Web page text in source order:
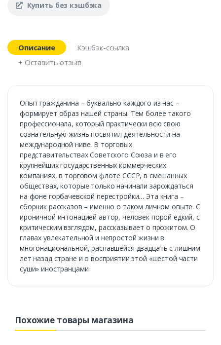
Купить без кэшбэка
Описание
Кэшбэк-ссылка
+ Оставить отзыв
Опыт гражданина – буквально каждого из нас –
формирует образ нашей страны. Тем более такого
профессионала, который практически всю свою
сознательную жизнь посвятил деятельности на
международной ниве. В торговых
представительствах Советского Союза и в его
крупнейших государственных коммерческих
компаниях, в торговом флоте СССР, в смешанных
обществах, которые только начинали зарождаться
на фоне горбачевской перестройки… Эта книга –
сборник рассказов – именно о таком личном опыте. С
ироничной интонацией автор, человек порой едкий, с
критическим взглядом, рассказывает о прожитом. О
главах увлекательной и непростой жизни в
многонациональной, распавшейся двадцать с лишним
лет назад стране и о восприятии этой «шестой части
суши» иностранцами.
Похожие товары магазина